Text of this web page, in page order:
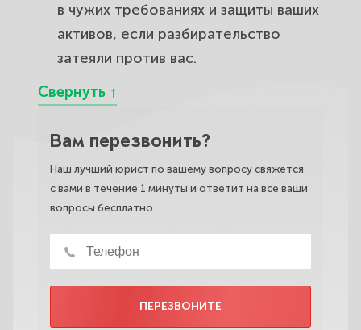
в чужих требованиях и защиты ваших
активов, если разбирательство
затеяли против вас.
Вам перезвонить?
Наш лучший юрист по вашему вопросу свяжется
с вами в течение 1 минуты и ответит на все ваши
вопросы бесплатно
ПЕРЕЗВОНИТЕ